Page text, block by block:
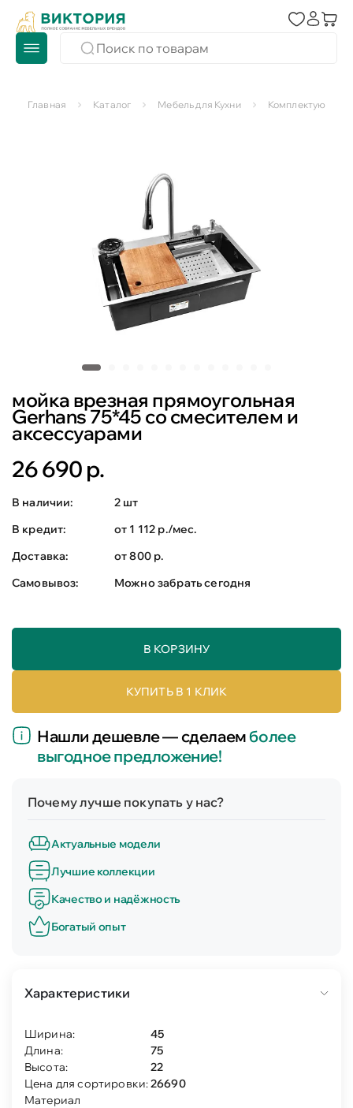
Главная Каталог Мебель для Кухни Комплектующие
мойка врезная прямоугольная
Gerhans 75*45 со смесителем и
аксессуарами
26 690 р.
В наличии:
2 шт
В кредит:
от 1 112 р./мес.
Доставка:
от 800 р.
Самовывоз:
Можно забрать сегодня
В КОРЗИНУ
КУПИТЬ В 1 КЛИК
Нашли дешевле — сделаемболее
выгодное предложение!
Почему лучше покупать у нас?
Актуальные модели
Лучшие коллекции
Качество и надёжность
Богатый опыт
Характеристики
Ширина:
45
Длина:
75
Высота:
22
Цена для сортировки:26690
Материал